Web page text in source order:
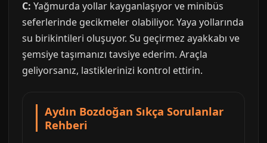
C: Yağmurda yollar kayganlaşıyor ve minibüs
seferlerinde gecikmeler olabiliyor. Yaya yollarında
su birikintileri oluşuyor. Su geçirmez ayakkabı ve
şemsiye taşımanızı tavsiye ederim. Araçla
geliyorsanız, lastiklerinizi kontrol ettirin.
Aydın Bozdoğan Sıkça Sorulanlar
Rehberi